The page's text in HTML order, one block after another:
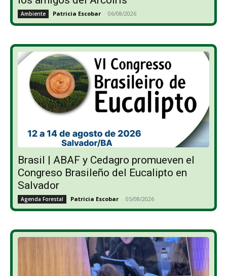
Ambiente Patricia Escobar - 06/08/2026
Brasil | ABAF y Cedagro promueven el
Congreso Brasileño del Eucalipto en
Salvador
Agenda Forestal Patricia Escobar - 05/08/2026